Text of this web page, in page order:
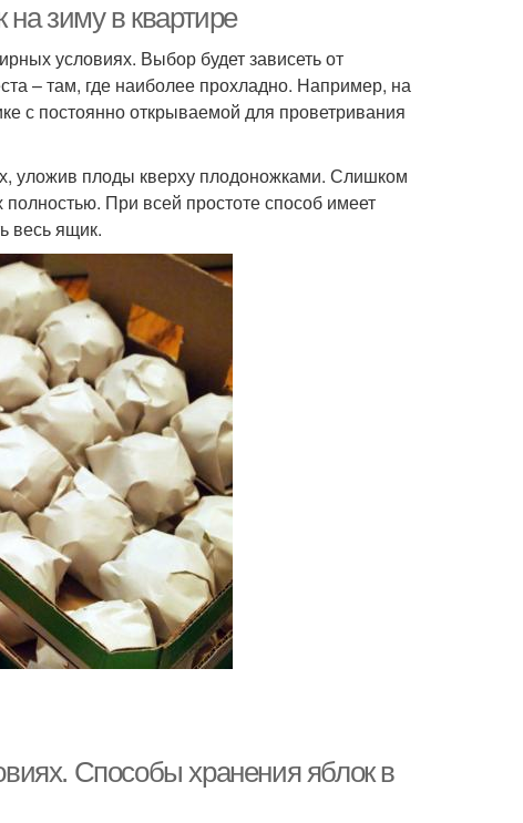
зиму в квартире
условиях. Выбор будет зависеть от
– там, где наиболее прохладно. Например, на
с постоянно открываемой для проветривания
уложив плоды кверху плодоножками. Слишком
При всей простоте способ имеет
весь ящик.
Способы хранения яблок в